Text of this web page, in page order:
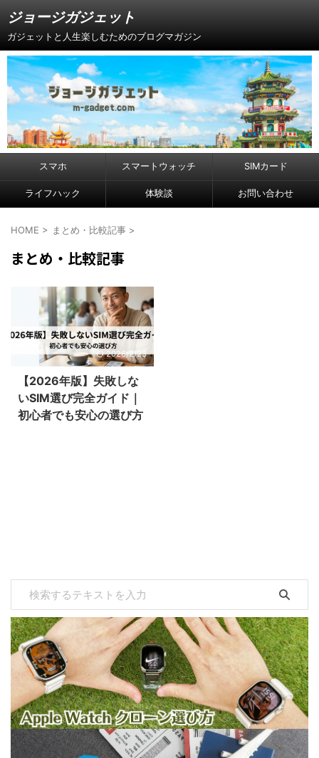
ジョージガジェット
ガジェットと人生楽しむためのブログマガジン
スマホ スマートウォッチ SIMカード
ライフハック 体験談 お問い合わせ
HOME > まとめ・比較記事 >
まとめ・比較記事
2026/2/23
【2026年版】失敗しな
いSIM選び完全ガイド｜
初心者でも安心の選び方